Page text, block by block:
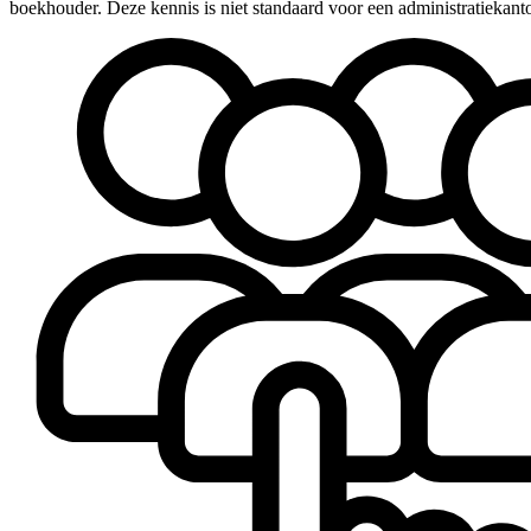
boekhouder. Deze kennis is niet standaard voor een